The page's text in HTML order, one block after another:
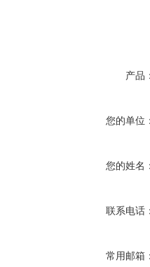
产品
您的单位
您的姓名
联系电话
常用邮箱